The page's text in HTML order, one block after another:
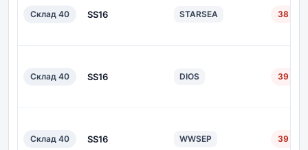
Склад 40 SS16 STARSEA 38 дн.
Склад 40 SS16 DIOS 39 дн.
Склад 40 SS16 WWSEP 39 дн.